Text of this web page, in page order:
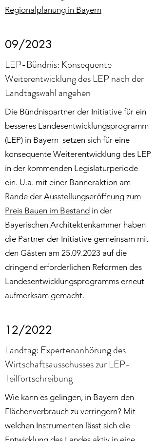
Regionalplanung in Bayern
09/2023
LEP-Bündnis: Konsequente
Weiterentwicklung des LEP nach der
Landtagswahl angehen
Die Bündnispartner der Initiative für ein
besseres Landesentwicklungsprogramm
(LEP) in Bayern setzen sich für eine
konsequente Weiterentwicklung des LEP
in der kommenden Legislaturperiode
ein. U.a. mit einer Banneraktion am
Rande der Ausstellungseröffnung zum
Preis Bauen im Bestand in der
Bayerischen Architektenkammer haben
die Partner der Initiative gemeinsam mit
den Gästen am 25.09.2023 auf die
dringend erforderlichen Reformen des
Landesentwicklungsprogramms erneut
aufmerksam gemacht.
12/2022
Landtag: Expertenanhörung des
Wirtschaftsausschusses zur LEP-
Teilfortschreibung
Wie kann es gelingen, in Bayern den
Flächenverbrauch zu verringern? Mit
welchen Instrumenten lässt sich die